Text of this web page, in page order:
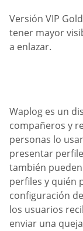
Versión VIP
tener mayor
a enlazar.
Waplog es un
compañeros y
personas lo
presentar
también
perfiles y quién
configuración
los usuarios
enviar una